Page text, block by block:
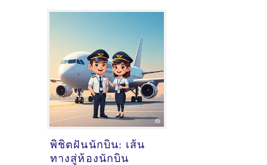
พิชิตฝันนักบิน: เส้น
ทางสู่ห้องนักบิน